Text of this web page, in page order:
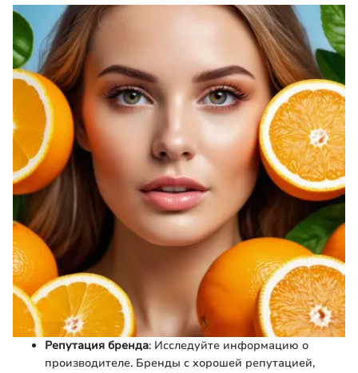
Репутация бренда: Исследуйте информацию о
производителе. Бренды с хорошей репутацией,